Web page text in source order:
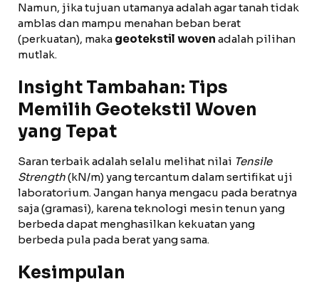
Namun, jika tujuan utamanya adalah agar tanah tidak
amblas dan mampu menahan beban berat
(perkuatan), maka geotekstil woven adalah pilihan
mutlak.
Insight Tambahan: Tips
Memilih Geotekstil Woven
yang Tepat
Saran terbaik adalah selalu melihat nilai Tensile
Strength(kN/m) yang tercantum dalam sertifikat uji
laboratorium. Jangan hanya mengacu pada beratnya
saja (gramasi), karena teknologi mesin tenun yang
berbeda dapat menghasilkan kekuatan yang
berbeda pula pada berat yang sama.
Kesimpulan